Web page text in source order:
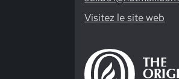
Visitez le site web